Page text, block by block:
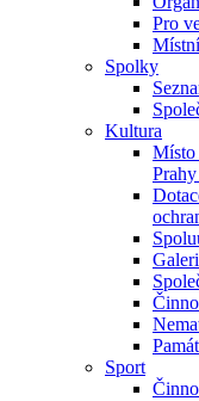
Pro
Spolky
Kultura
Místo
Prahy
Sport